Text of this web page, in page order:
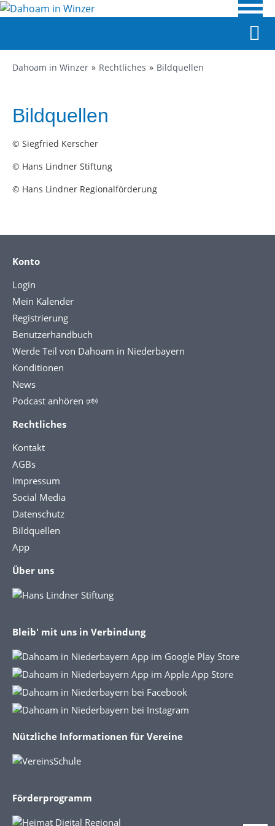
Dahoam in Winzer Rechtliches Bildquellen
Bildquellen
© Siegfried Kerscher
© Hans Lindner Stiftung
© Hans Lindner Regionalförderung
Konto
Login
Mein Kalender
Registrierung
Benutzerhandbuch
Werde Teil von Dahoam in Niederbayern
Konditionen
News
Podcast anhören 🕬
Rechtliches
Kontakt
AGBs
Impressum
Social Media
Datenschutz
Bildquellen
App
Über uns
Bleib' mit uns in Verbindung
Nützliche Informationen für Vereine
Förderprogramm